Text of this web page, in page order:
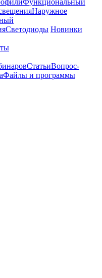
Наружное
Светодиоды Новинки
СтатьиВопрос-
Файлы и программы